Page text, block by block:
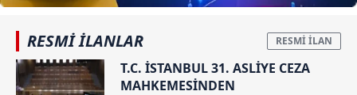
Sizlere daha iyi bir hizmet sunabilmek için İnternet
Sitemizde kendimize ve üçüncü kişilere ait çerezler
kullanılmaktadır. Bu çerezler vasıtasıyla çeşitli kişisel
verileriniz işlenmekte olup gerekli olan çerezler bilgi
RESMİ İLANLAR
T.C. İSTANBUL 31. ASLİYE CEZA
MAHKEMESİNDEN